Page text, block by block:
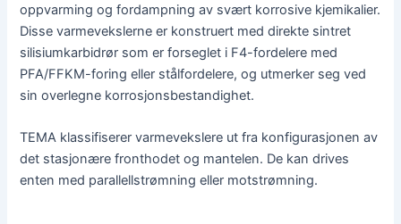
oppvarming og fordampning av svært korrosive kjemikalier.
Disse varmevekslerne er konstruert med direkte sintret
silisiumkarbidrør som er forseglet i F4-fordelere med
PFA/FFKM-foring eller stålfordelere, og utmerker seg ved
sin overlegne korrosjonsbestandighet.
TEMA klassifiserer varmevekslere ut fra konfigurasjonen av
det stasjonære fronthodet og mantelen. De kan drives
enten med parallellstrømning eller motstrømning.